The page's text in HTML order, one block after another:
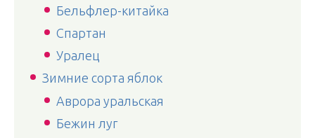
Бельфлер-китайка
Спартан
Уралец
Зимние сорта яблок
Аврора уральская
Бежин луг